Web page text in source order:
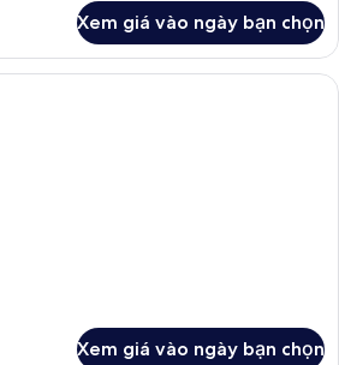
Xem giá vào ngày bạn chọn
Bộ đồ giường kháng dị ứng,
Xem giá vào ngày bạn chọn